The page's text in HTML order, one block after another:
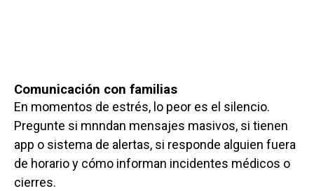
Comunicación con familias
En momentos de estrés, lo peor es el silencio.
Pregunte si mnndan mensajes masivos, si tienen
app o sistema de alertas, si responde alguien fuera
de horario y cómo informan incidentes médicos o
cierres.